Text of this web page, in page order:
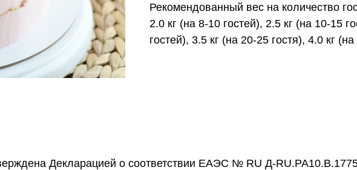
Рекомендованный вес на количество
2.0 кг (на 8-10 гостей), 2.5 кг (на 10-15
гостей), 3.5 кг (на 20-25 гостя), 4.0 кг
Декларацией о соответствии ЕАЭС № RU Д-